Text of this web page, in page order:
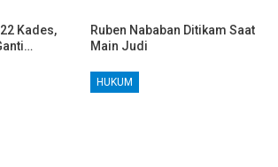
Kades,
Ruben Nababan Ditikam Saat
Main Judi
HUKUM